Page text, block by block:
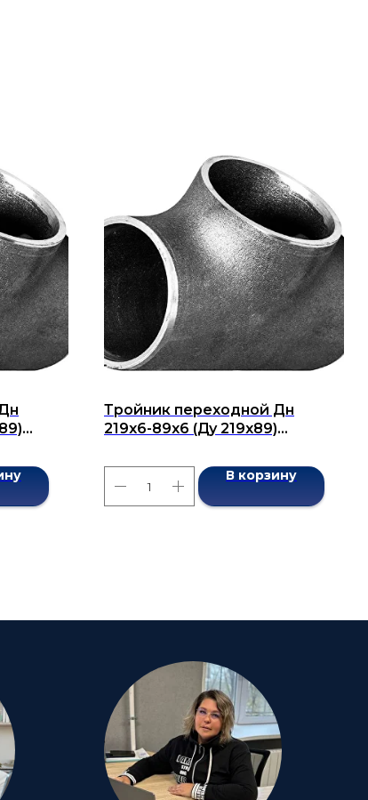
Тройник переходной Дн
219x6-89x6 (Ду 219x89)
В корзину